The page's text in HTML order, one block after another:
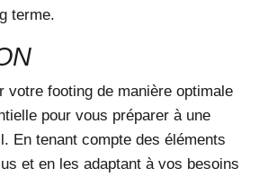
terme.
votre footing de manière optimale
pour vous préparer à une
En tenant compte des éléments
et en les adaptant à vos besoins